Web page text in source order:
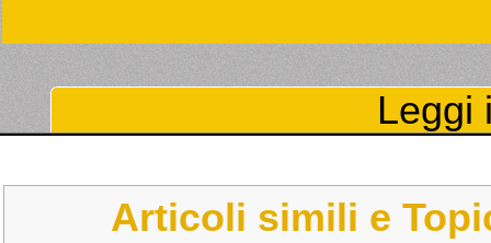
Leggi
Articoli simili e